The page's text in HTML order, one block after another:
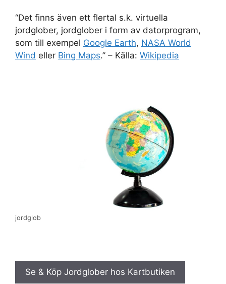
“Det finns även ett flertal s.k. virtuella
jordglober, jordglober i form av datorprogram,
som till exempel Google Earth, NASA World
Wind eller Bing Maps.” – Källa: Wikipedia
jordglob
Se & Köp Jordglober hos Kartbutiken